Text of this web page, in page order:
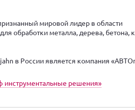
мировой лидер в области
обработки металла, дерева, бетона,
в России является компания
инструментальные решения»